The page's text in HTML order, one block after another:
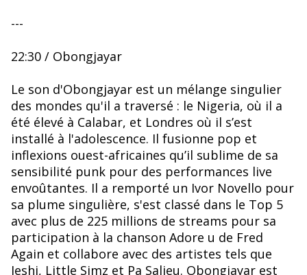
---
22:30 / Obongjayar
Le son d'Obongjayar est un mélange singulier
des mondes qu'il a traversé : le Nigeria, où il a
été élevé à Calabar, et Londres où il s’est
installé à l'adolescence. Il fusionne pop et
inflexions ouest-africaines qu’il sublime de sa
sensibilité punk pour des performances live
envoûtantes. Il a remporté un Ivor Novello pour
sa plume singulière, s'est classé dans le Top 5
avec plus de 225 millions de streams pour sa
participation à la chanson Adore u de Fred
Again et collabore avec des artistes tels que
Jeshi, Little Simz et Pa Salieu. Obongjayar est